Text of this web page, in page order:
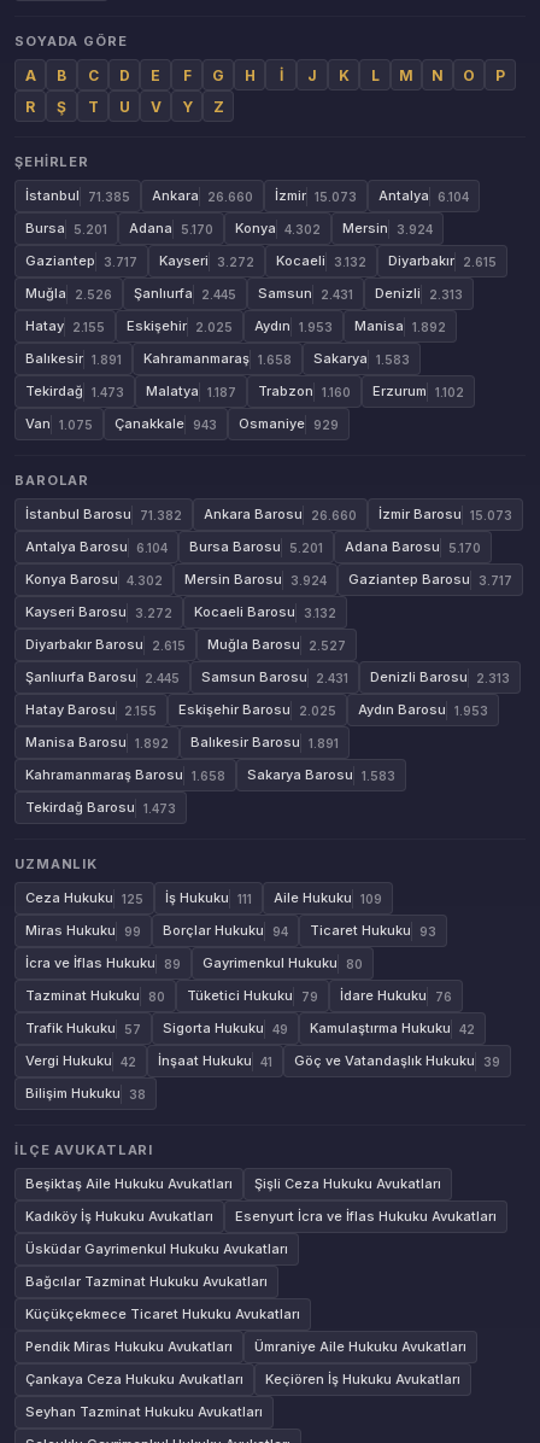
SOYADA GÖRE
A B C D E F G H İ J K L M N O
P
R
Ş T U V Y Z
ŞEHIRLER
İstanbul
71.385 Ankara 26.660 İzmir 15.073 Antalya 6.104
Bursa 5.201 Adana 5.170 Konya 4.302 Mersin 3.924
Gaziantep 3.717 Kayseri 3.272 Kocaeli 3.132 Diyarbakır 2.615
Muğla 2.526 Şanlıurfa 2.445 Samsun 2.431 Denizli 2.313
Hatay 2.155 Eskişehir 2.025 Aydın 1.953 Manisa 1.892
Balıkesir 1.891 Kahramanmaraş 1.658 Sakarya 1.583
Tekirdağ 1.473 Malatya 1.187 Trabzon 1.160 Erzurum 1.102
Van 1.075 Çanakkale 943 Osmaniye 929
BAROLAR
İstanbul Barosu
71.382 Ankara Barosu 26.660 İzmir Barosu 15.073
Antalya Barosu 6.104 Bursa Barosu 5.201 Adana Barosu 5.170
Konya Barosu 4.302 Mersin Barosu 3.924 Gaziantep Barosu 3.717
Kayseri Barosu 3.272 Kocaeli Barosu 3.132
Diyarbakır Barosu 2.615 Muğla Barosu 2.527
Şanlıurfa Barosu 2.445 Samsun Barosu 2.431 Denizli Barosu 2.313
Hatay Barosu 2.155 Eskişehir Barosu 2.025 Aydın Barosu 1.953
Manisa Barosu 1.892 Balıkesir Barosu 1.891
Kahramanmaraş Barosu 1.658 Sakarya Barosu 1.583
Tekirdağ Barosu 1.473
UZMANLIK
Ceza Hukuku
125 İş Hukuku 111 Aile Hukuku 109
Miras Hukuku 99 Borçlar Hukuku 94 Ticaret Hukuku 93
İcra ve İflas Hukuku 89 Gayrimenkul Hukuku 80
Tazminat Hukuku 80 Tüketici Hukuku 79 İdare Hukuku 76
Trafik Hukuku 57 Sigorta Hukuku 49 Kamulaştırma Hukuku 42
Vergi Hukuku 42 İnşaat Hukuku 41 Göç ve Vatandaşlık Hukuku 39
Bilişim Hukuku 38
İLÇE AVUKATLARI
Beşiktaş Aile Hukuku Avukatları
Şişli Ceza Hukuku Avukatları
Kadıköy İş Hukuku Avukatları
Esenyurt İcra ve İflas Hukuku Avukatları
Üsküdar Gayrimenkul Hukuku Avukatları
Bağcılar Tazminat Hukuku Avukatları
Küçükçekmece Ticaret Hukuku Avukatları
Pendik Miras Hukuku Avukatları
Ümraniye Aile Hukuku Avukatları
Çankaya Ceza Hukuku Avukatları
Keçiören İş Hukuku Avukatları
Seyhan Tazminat Hukuku Avukatları